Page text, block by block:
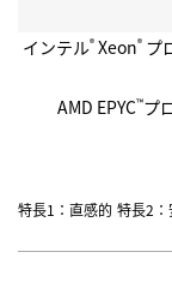
インテル® Xeon® プ
AMD EPYC™プ
特長1 ：直感的 特長2